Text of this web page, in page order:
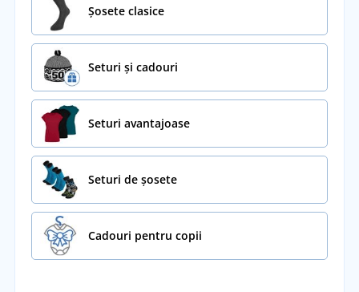
Șosete clasice
Seturi și cadouri
Seturi avantajoase
Seturi de șosete
Cadouri pentru copii